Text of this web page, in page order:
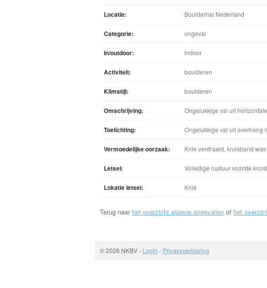
Locatie: Boulderhal Nederland
Categorie: ongeval
In/outdoor: indoor
Activiteit: boulderen
Klimstijl: boulderen
Omschrijving: Ongelukkige val uit
Toelichting: Ongelukkige val uit overhang
Vermoedelijke oorzaak: Knie verdraaid, kruisband
Letsel: Volledige ruptuur voorste
Lokatie letsel: Knie
Terug naar het overzicht alpiene ongevallen of het
© 2026 NKBV- Login - Privacyverklaring